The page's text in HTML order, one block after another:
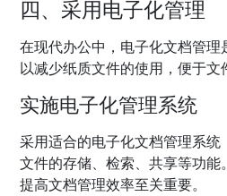
四、采用电子化管理
在现代办公中，电子化文档管
以减少纸质文件的使用，便于文
实施电子化管理系统
采用适合的电子化文档管理系
文件的存储、检索、共享等功
提高文档管理效率至关重要。